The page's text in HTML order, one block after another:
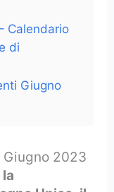
Calendario
di
Giugno
Giugno 2023